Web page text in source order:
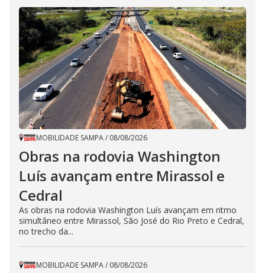
MOBILIDADE SAMPA/ 08/08/2026
Obras na rodovia Washington
Luís avançam entre Mirassol e
Cedral
As obras na rodovia Washington Luís avançam em ritmo
simultâneo entre Mirassol, São José do Rio Preto e Cedral,
no trecho da...
MOBILIDADE SAMPA/ 08/08/2026